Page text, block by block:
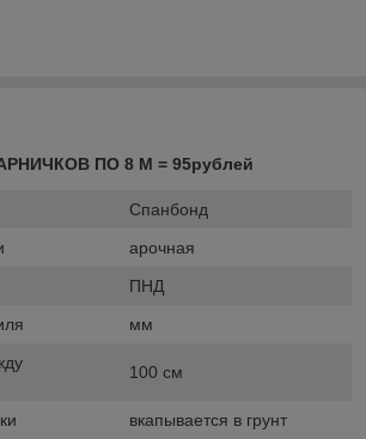
ПО 8 М = 95рублей
Спанбонд
арочная
ПНД
мм
100 см
вкапывается в грунт